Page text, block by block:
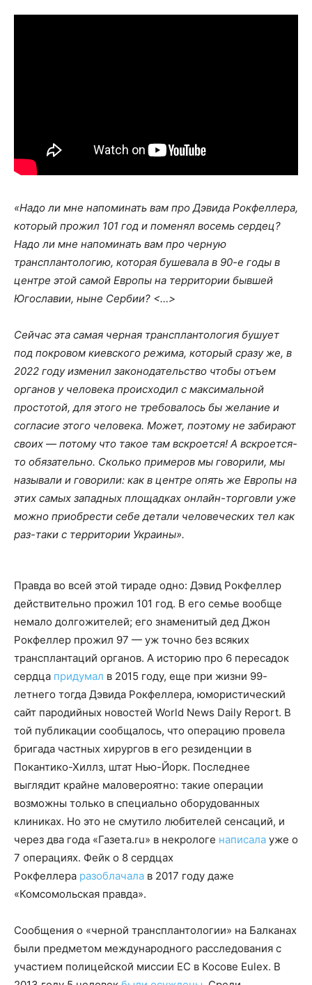
«Надо ли мне напоминать вам про Дэвида Рокфеллера,
который прожил 101 год и поменял восемь сердец?
Надо ли мне напоминать вам про черную
трансплантологию, которая бушевала в 90-е годы в
центре этой самой Европы на территории бывшей
Югославии, ныне Сербии? <…>
Сейчас эта самая черная трансплантология бушует
под покровом киевского режима, который сразу же, в
2022 году изменил законодательство чтобы отъем
органов у человека происходил с максимальной
простотой, для этого не требовалось бы желание и
согласие этого человека. Может, поэтому не забирают
своих — потому что такое там вскроется! А вскроется-
то обязательно. Сколько примеров мы говорили, мы
называли и говорили: как в центре опять же Европы на
этих самых западных площадках онлайн-торговли уже
можно приобрести себе детали человеческих тел как
раз-таки с территории Украины».
Правда во всей этой тираде одно: Дэвид Рокфеллер
действительно прожил 101 год. В его семье вообще
немало долгожителей; его знаменитый дед Джон
Рокфеллер прожил 97 — уж точно без всяких
трансплантаций органов. А историю про 6 пересадок
сердца придумал в 2015 году, еще при жизни 99-
летнего тогда Дэвида Рокфеллера, юмористический
сайт пародийных новостей World News Daily Report. В
той публикации сообщалось, что операцию провела
бригада частных хирургов в его резиденции в
Покантико-Хиллз, штат Нью-Йорк. Последнее
выглядит крайне маловероятно: такие операции
возможны только в специально оборудованных
клиниках. Но это не смутило любителей сенсаций, и
через два года «Газета.ru» в некрологе написала уже о
7 операциях. Фейк о 8 сердцах
Рокфеллера разоблачала в 2017 году даже
«Комсомольская правда».
Сообщения о «черной трансплантологии» на Балканах
были предметом международного расследования с
участием полицейской миссии ЕС в Косове Eulex. В